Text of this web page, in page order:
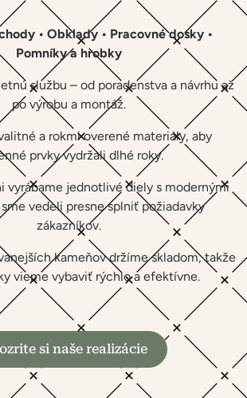
• Obklady • Pracovné dosky •
Pomníky a hrobky
službu – od poradenstva a návrhu až
po výrobu a montáž.
a rokmi overené materiály, aby
prvky vydržali dlhé roky.
vyrábame jednotlivé diely s modernými
vedeli presne splniť požiadavky
zákazníkov.
kameňov držíme skladom, takže
vieme vybaviť rýchlo a efektívne.
si naše realizácie